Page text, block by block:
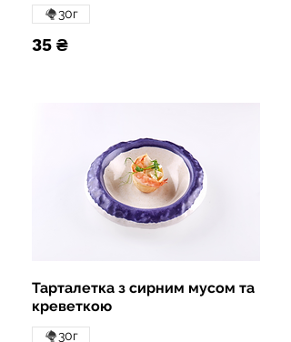
35 ₴
30г
Тарталетка з сирним мусом та
креветкою
30г